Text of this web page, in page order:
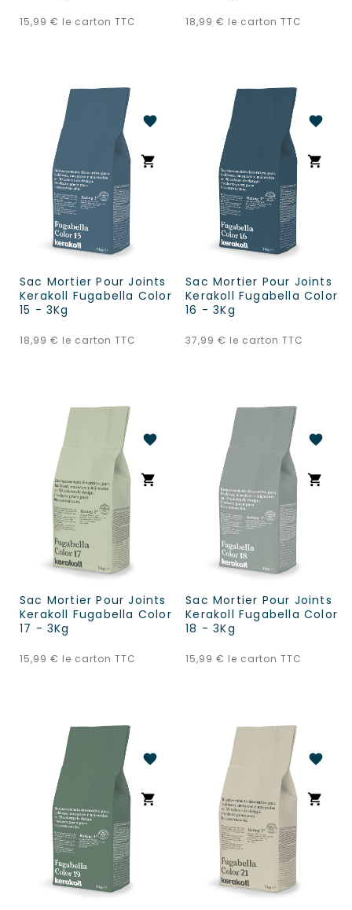
15,99 € le carton TTC 18,99 € le carton TTC
Sac Mortier Pour Joints
Kerakoll Fugabella Color
15 - 3Kg
18,99 € le carton TTC
favorite
shopping_cart
Sac Mortier Pour Joints
Kerakoll Fugabella Color
16 - 3Kg
37,99 € le carton TTC
favorite
shopping_cart
Sac Mortier Pour Joints
Kerakoll Fugabella Color
17 - 3Kg
15,99 € le carton TTC
favorite
shopping_cart
Sac Mortier Pour Joints
Kerakoll Fugabella Color
18 - 3Kg
15,99 € le carton TTC
favorite
shopping_cart
favorite
shopping_cart
favorite
shopping_cart